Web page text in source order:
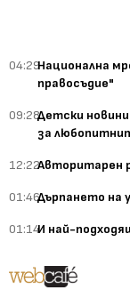
04:29Национална
правосъдие"
09:28Детски
за
12:22Авторитарен
01:46Дърпането на
01:14И най-